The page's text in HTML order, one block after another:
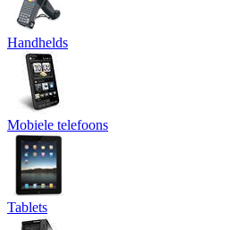
Handhelds
Mobiele telefoons
Tablets